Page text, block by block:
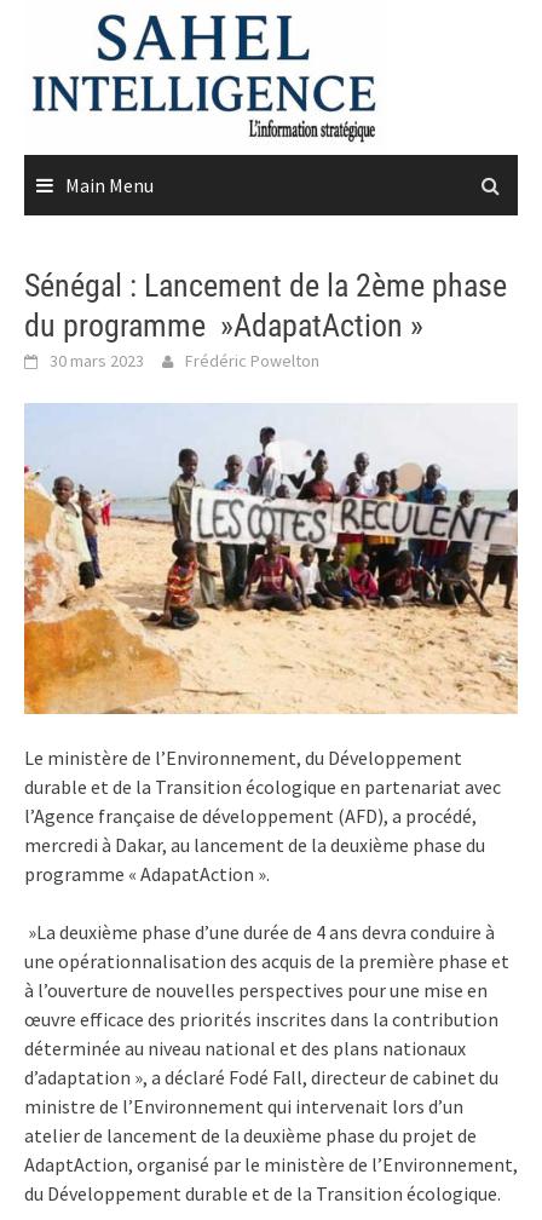
content
Main Menu
Sénégal : Lancement de la 2ème phase
du programme »AdapatAction »
30 mars 2023 Frédéric Powelton
Le ministère de l’Environnement, du Développement
durable et de la Transition écologique en partenariat avec
l’Agence française de développement (AFD), a procédé,
mercredi à Dakar, au lancement de la deuxième phase du
programme « AdapatAction ».
»La deuxième phase d’une durée de 4 ans devra conduire à
une opérationnalisation des acquis de la première phase et
à l’ouverture de nouvelles perspectives pour une mise en
œuvre efficace des priorités inscrites dans la contribution
déterminée au niveau national et des plans nationaux
d’adaptation », a déclaré Fodé Fall, directeur de cabinet du
ministre de l’Environnement qui intervenait lors d’un
atelier de lancement de la deuxième phase du projet de
AdaptAction, organisé par le ministère de l’Environnement,
du Développement durable et de la Transition écologique.